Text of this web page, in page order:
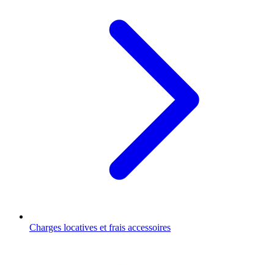
Charges locatives et frais accessoires